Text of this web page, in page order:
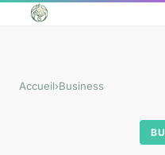
Accueil›Business